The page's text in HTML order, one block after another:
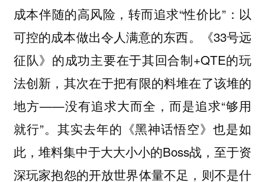
成本伴随的高风险，转而追求“性价比”：以
可控的成本做出令人满意的东西。《33号远
征队》的成功主要在于其回合制+QTE的玩
法创新，其次在于把有限的料堆在了该堆的
地方——没有追求大而全，而是追求“够用
就行”。其实去年的《黑神话悟空》也是如
此，堆料集中于大大小小的Boss战，至于资
深玩家抱怨的开放世界体量不足，则不是什